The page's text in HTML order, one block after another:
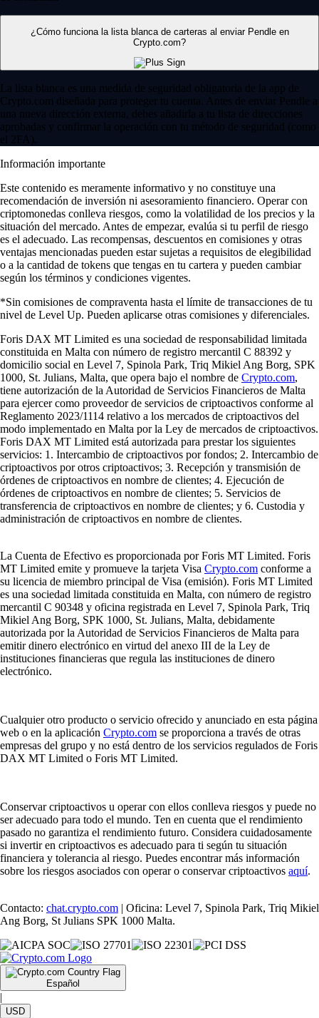
¿Cómo funciona la lista blanca de carteras al enviar Pendle en
Crypto.com?
La lista blanca es una medida de seguridad obligatoria de la app de
Crypto.com diseñada para proteger tu cuenta. Antes de enviar Pendle a
una nueva dirección externa, debes añadirla a tu lista de direcciones
aprobadas y confirmar la operación con tu método de seguridad (como
el 2FA).
Información importante
Este contenido es meramente informativo y no constituye una
recomendación de inversión ni asesoramiento financiero. Operar con
criptomonedas conlleva riesgos, como la volatilidad de los precios y la
situación del mercado. Antes de empezar, evalúa si tu perfil de riesgo
es el adecuado. Las recompensas, descuentos en comisiones y otras
ventajas mencionadas pueden estar sujetas a requisitos de elegibilidad
o a la cantidad de tokens que tengas en tu cartera y pueden cambiar
según los términos y condiciones vigentes.
*Sin comisiones de compraventa hasta el límite de transacciones de tu
nivel de Level Up. Pueden aplicarse otras comisiones y diferenciales.
Foris DAX MT Limited es una sociedad de responsabilidad limitada
constituida en Malta con número de registro mercantil C 88392 y
domicilio social en Level 7, Spinola Park, Triq Mikiel Ang Borg, SPK
1000, St. Julians, Malta, que opera bajo el nombre de Crypto.com,
tiene autorización de la Autoridad de Servicios Financieros de Malta
para ejercer como proveedor de servicios de criptoactivos conforme al
Reglamento 2023/1114 relativo a los mercados de criptoactivos del
modo implementado en Malta por la Ley de mercados de criptoactivos.
Foris DAX MT Limited está autorizada para prestar los siguientes
servicios: 1. Intercambio de criptoactivos por fondos; 2. Intercambio de
criptoactivos por otros criptoactivos; 3. Recepción y transmisión de
órdenes de criptoactivos en nombre de clientes; 4. Ejecución de
órdenes de criptoactivos en nombre de clientes; 5. Servicios de
transferencia de criptoactivos en nombre de clientes; y 6. Custodia y
administración de criptoactivos en nombre de clientes.
La Cuenta de Efectivo es proporcionada por Foris MT Limited. Foris
MT Limited emite y promueve la tarjeta Visa Crypto.com conforme a
su licencia de miembro principal de Visa (emisión). Foris MT Limited
es una sociedad limitada constituida en Malta, con número de registro
mercantil C 90348 y oficina registrada en Level 7, Spinola Park, Triq
Mikiel Ang Borg, SPK 1000, St. Julians, Malta, debidamente
autorizada por la Autoridad de Servicios Financieros de Malta para
emitir dinero electrónico en virtud del anexo III de la Ley de
instituciones financieras que regula las instituciones de dinero
electrónico.
Cualquier otro producto o servicio ofrecido y anunciado en esta página
web o en la aplicación Crypto.com se proporciona a través de otras
empresas del grupo y no está dentro de los servicios regulados de Foris
DAX MT Limited o Foris MT Limited.
Conservar criptoactivos u operar con ellos conlleva riesgos y puede no
ser adecuado para todo el mundo. Ten en cuenta que el rendimiento
pasado no garantiza el rendimiento futuro. Considera cuidadosamente
si invertir en criptoactivos es adecuado para ti según tu situación
financiera y tolerancia al riesgo. Puedes encontrar más información
sobre los riesgos asociados con operar o conservar criptoactivos aquí.
Contacto: chat.crypto.com | Oficina: Level 7, Spinola Park, Triq Mikiel
Ang Borg, St Julians SPK 1000 Malta.
Español
|
USD